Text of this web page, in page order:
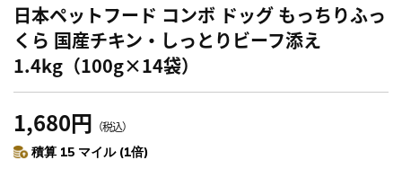
日本ペットフード コンボ ドッグ もっちりふっ
くら 国産チキン・しっとりビーフ添え
1.4kg（100g×14袋）
1,680円 （税込）
積算 15 マイル (1倍)